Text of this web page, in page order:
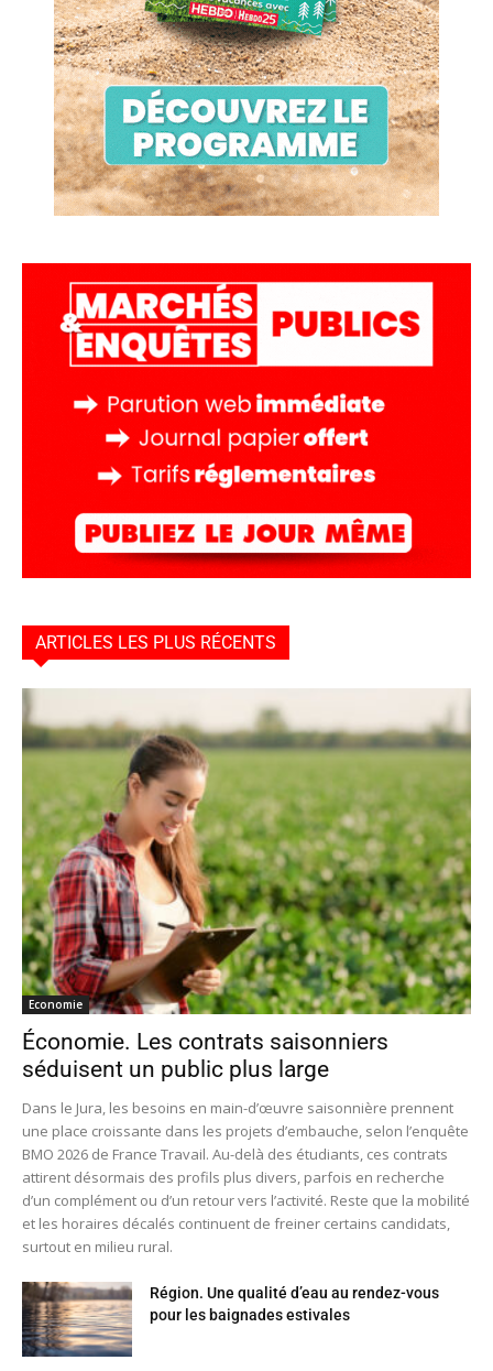
ARTICLES LES PLUS RÉCENTS
Economie
Économie. Les contrats saisonniers
séduisent un public plus large
Dans le Jura, les besoins en main-d’œuvre saisonnière prennent
une place croissante dans les projets d’embauche, selon l’enquête
BMO 2026 de France Travail. Au-delà des étudiants, ces contrats
attirent désormais des profils plus divers, parfois en recherche
d’un complément ou d’un retour vers l’activité. Reste que la mobilité
et les horaires décalés continuent de freiner certains candidats,
surtout en milieu rural.
Région. Une qualité d’eau au rendez-vous
pour les baignades estivales